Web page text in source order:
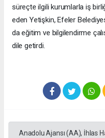
süreçte ilgili kurumlarla iş
eden Yetişkin, Efeler
da eğitim ve bilgilendirme
dile getirdi.
Anadolu Ajansı (AA), İhlas